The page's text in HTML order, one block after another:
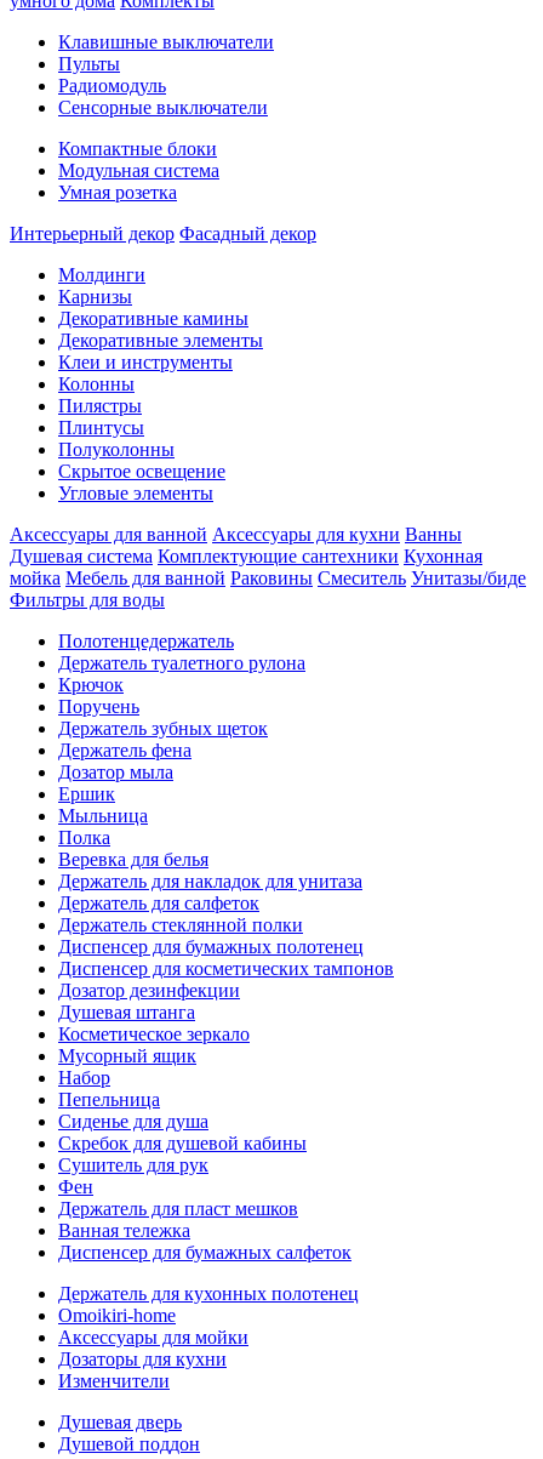
Клавишные выключатели
Пульты
Радиомодуль
Сенсорные выключатели
Компактные блоки
Модульная система
Умная розетка
Интерьерный декор Фасадный декор
Молдинги
Карнизы
Декоративные камины
Декоративные элементы
Клеи и инструменты
Колонны
Пилястры
Плинтусы
Полуколонны
Скрытое освещение
Угловые элементы
Аксессуары для ванной Аксессуары для кухни Ванны
Душевая система Комплектующие сантехники Кухонная
мойка Мебель для ванной Раковины Смеситель Унитазы/биде
Фильтры для воды
Полотенцедержатель
Держатель туалетного рулона
Крючок
Поручень
Держатель зубных щеток
Держатель фена
Дозатор мыла
Eршик
Мыльница
Полка
Веревка для белья
Держатель для накладок для унитаза
Держатель для салфеток
Держатель стеклянной полки
Диспенсер для бумажных полотенец
Диспенсер для косметических тампонов
Дозатор дезинфекции
Душевая штанга
Косметическое зеркало
Мусорный ящик
Набор
Пепельница
Сиденье для душа
Скребок для душевой кабины
Сушитель для рук
Фен
Держатель для пласт мешков
Ванная тележка
Диспенсер для бумажных салфеток
Держатель для кухонных полотенец
Omoikiri-home
Аксессуары для мойки
Дозаторы для кухни
Изменчители
Душевая дверь
Душевой поддон